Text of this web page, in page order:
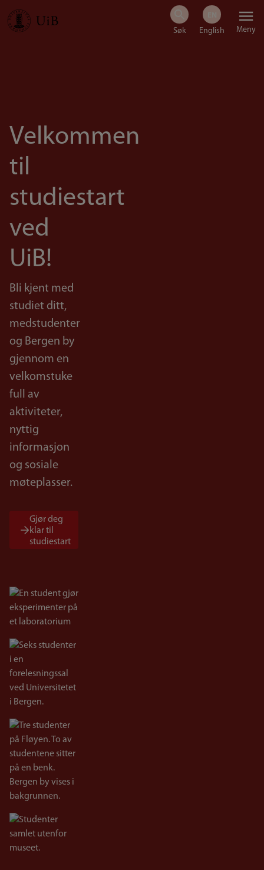
Hopp
Meny
Velkommen
til
studiestart
ved
UiB!
Bli kjent med
studiet ditt,
medstudenter
og Bergen by
gjennom en
velkomstuke
full av
aktiviteter,
nyttig
informasjon
og sosiale
møteplasser.
Gjør deg
klar til
studiestart
Bilde
Bilde
Bilde
Bilde